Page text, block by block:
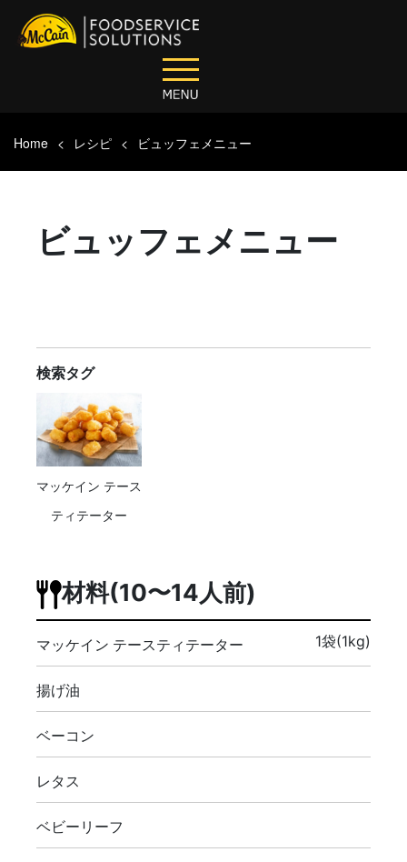
Home レシピ ビュッフェメニュー
ビュッフェメニュー
検索タグ
マッケイン テース
ティテーター
材料(10〜14人前)
マッケイン テースティテーター 1袋(1kg)
揚げ油
ベーコン
レタス
ベビーリーフ